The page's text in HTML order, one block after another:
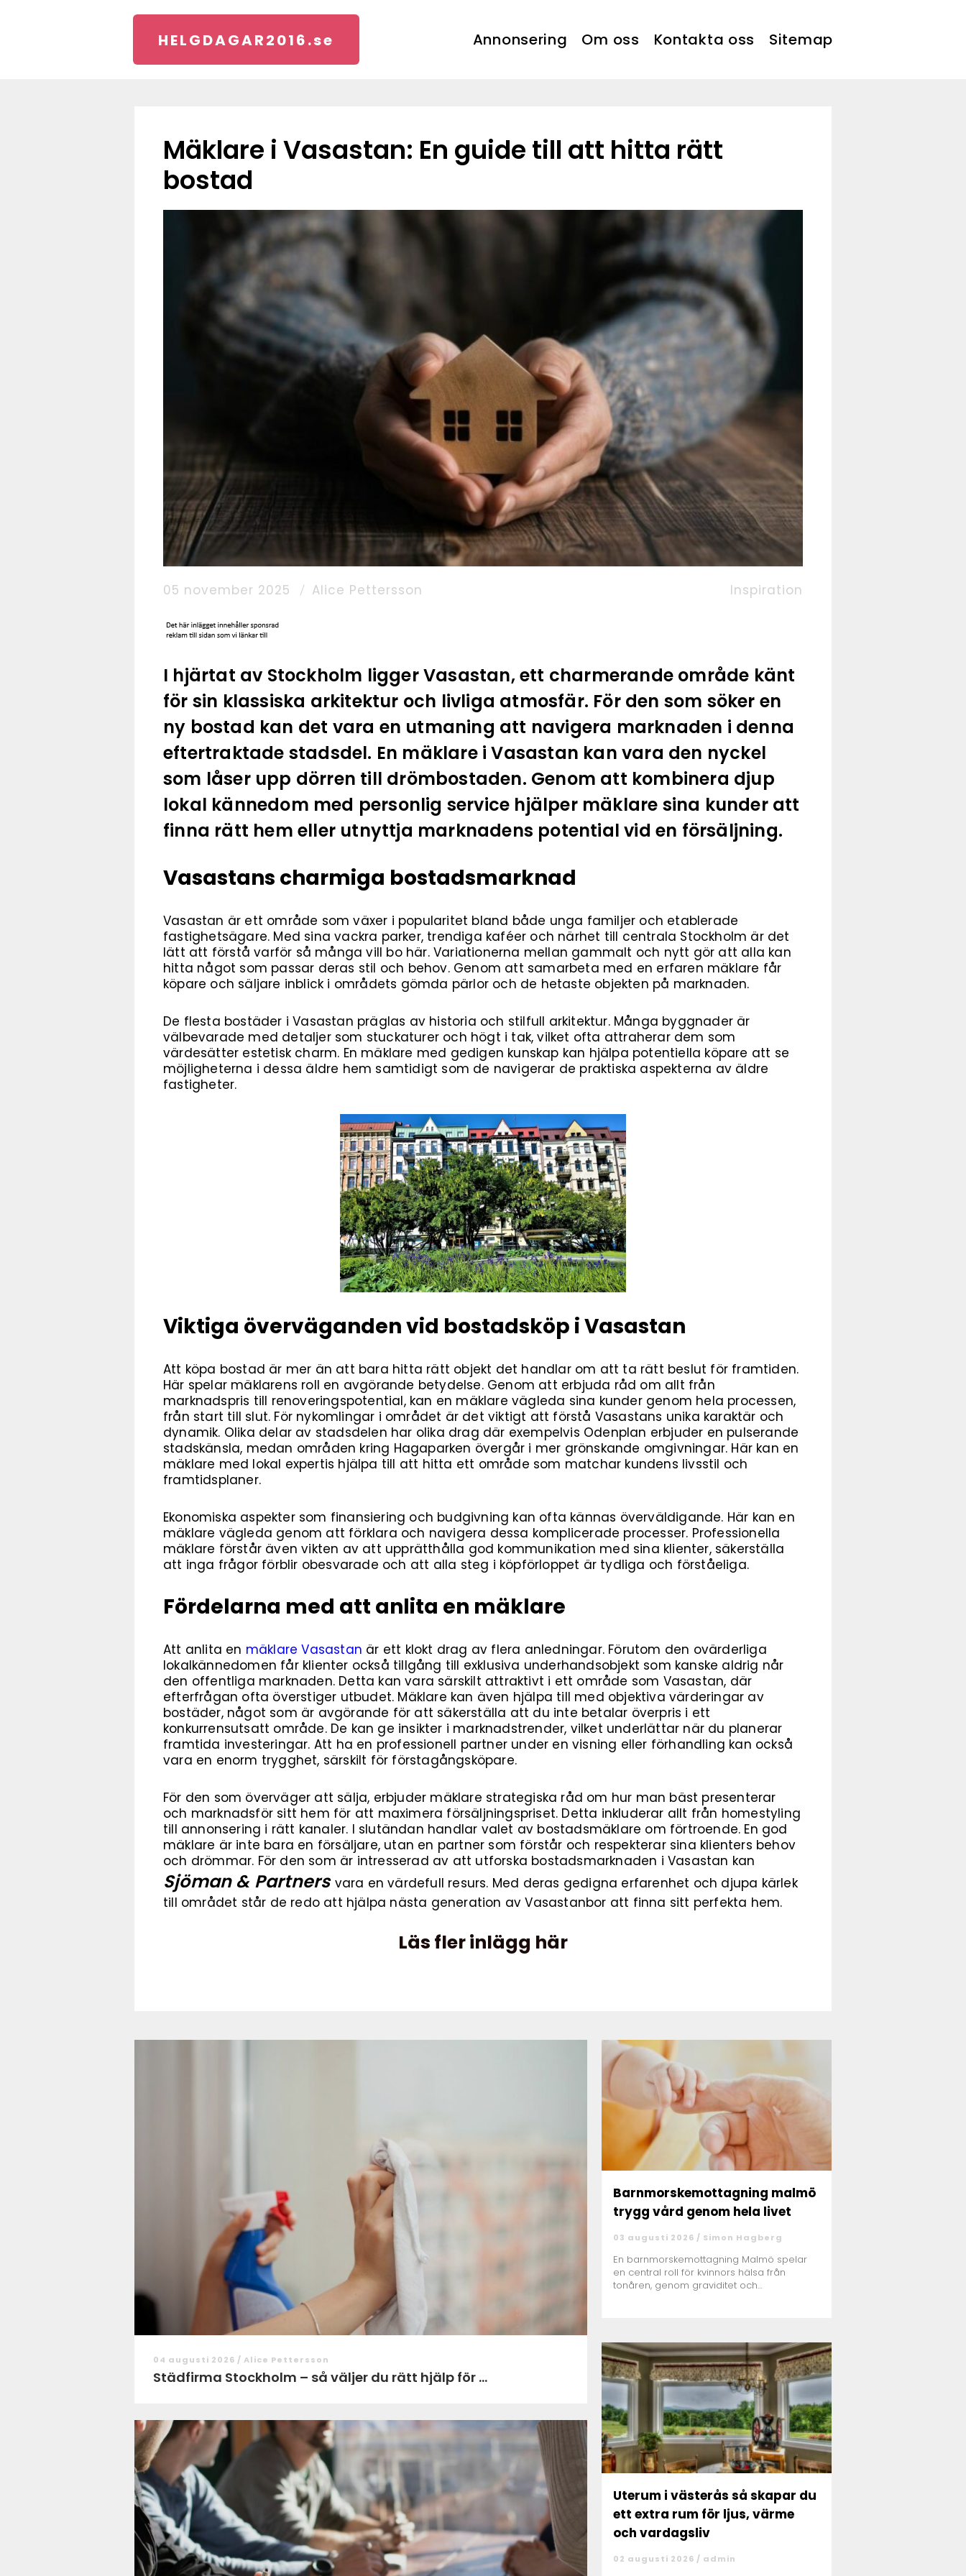
HELGDAGAR2016.se Annonsering Om oss Kontakta oss Sitemap
Mäklare i Vasastan: En guide till att hitta rätt
bostad
05 november 2025 Alice Pettersson Inspiration
I hjärtat av Stockholm ligger Vasastan, ett charmerande område känt
för sin klassiska arkitektur och livliga atmosfär. För den som söker en
ny bostad kan det vara en utmaning att navigera marknaden i denna
eftertraktade stadsdel. En mäklare i Vasastan kan vara den nyckel
som låser upp dörren till drömbostaden. Genom att kombinera djup
lokal kännedom med personlig service hjälper mäklare sina kunder att
finna rätt hem eller utnyttja marknadens potential vid en försäljning.
Vasastans charmiga bostadsmarknad
Vasastan är ett område som växer i popularitet bland både unga familjer och etablerade
fastighetsägare. Med sina vackra parker, trendiga kaféer och närhet till centrala Stockholm är det
lätt att förstå varför så många vill bo här. Variationerna mellan gammalt och nytt gör att alla kan
hitta något som passar deras stil och behov. Genom att samarbeta med en erfaren mäklare får
köpare och säljare inblick i områdets gömda pärlor och de hetaste objekten på marknaden.
De flesta bostäder i Vasastan präglas av historia och stilfull arkitektur. Många byggnader är
välbevarade med detaljer som stuckaturer och högt i tak, vilket ofta attraherar dem som
värdesätter estetisk charm. En mäklare med gedigen kunskap kan hjälpa potentiella köpare att se
möjligheterna i dessa äldre hem samtidigt som de navigerar de praktiska aspekterna av äldre
fastigheter.
Viktiga överväganden vid bostadsköp i Vasastan
Att köpa bostad är mer än att bara hitta rätt objekt det handlar om att ta rätt beslut för framtiden.
Här spelar mäklarens roll en avgörande betydelse. Genom att erbjuda råd om allt från
marknadspris till renoveringspotential, kan en mäklare vägleda sina kunder genom hela processen,
från start till slut. För nykomlingar i området är det viktigt att förstå Vasastans unika karaktär och
dynamik. Olika delar av stadsdelen har olika drag där exempelvis Odenplan erbjuder en pulserande
stadskänsla, medan områden kring Hagaparken övergår i mer grönskande omgivningar. Här kan en
mäklare med lokal expertis hjälpa till att hitta ett område som matchar kundens livsstil och
framtidsplaner.
Ekonomiska aspekter som finansiering och budgivning kan ofta kännas överväldigande. Här kan en
mäklare vägleda genom att förklara och navigera dessa komplicerade processer. Professionella
mäklare förstår även vikten av att upprätthålla god kommunikation med sina klienter, säkerställa
att inga frågor förblir obesvarade och att alla steg i köpförloppet är tydliga och förståeliga.
Fördelarna med att anlita en mäklare
Att anlita en mäklare Vasastan är ett klokt drag av flera anledningar. Förutom den ovärderliga
lokalkännedomen får klienter också tillgång till exklusiva underhandsobjekt som kanske aldrig når
den offentliga marknaden. Detta kan vara särskilt attraktivt i ett område som Vasastan, där
efterfrågan ofta överstiger utbudet. Mäklare kan även hjälpa till med objektiva värderingar av
bostäder, något som är avgörande för att säkerställa att du inte betalar överpris i ett
konkurrensutsatt område. De kan ge insikter i marknadstrender, vilket underlättar när du planerar
framtida investeringar. Att ha en professionell partner under en visning eller förhandling kan också
vara en enorm trygghet, särskilt för förstagångsköpare.
För den som överväger att sälja, erbjuder mäklare strategiska råd om hur man bäst presenterar
och marknadsför sitt hem för att maximera försäljningspriset. Detta inkluderar allt från homestyling
till annonsering i rätt kanaler. I slutändan handlar valet av bostadsmäklare om förtroende. En god
mäklare är inte bara en försäljare, utan en partner som förstår och respekterar sina klienters behov
och drömmar. För den som är intresserad av att utforska bostadsmarknaden i Vasastan kan
Sjöman & Partners vara en värdefull resurs. Med deras gedigna erfarenhet och djupa kärlek
till området står de redo att hjälpa nästa generation av Vasastanbor att finna sitt perfekta hem.
Läs fler inlägg här
04 augusti 2026 / Alice Pettersson
Städfirma Stockholm – så väljer du rätt hjälp för ...
Barnmorskemottagning malmö
trygg vård genom hela livet
03 augusti 2026 / Simon Hagberg
En barnmorskemottagning Malmö spelar
en central roll för kvinnors hälsa från
tonåren, genom graviditet och
Uterum i västerås så skapar du
ett extra rum för ljus, värme
och vardagsliv
02 augusti 2026 / admin